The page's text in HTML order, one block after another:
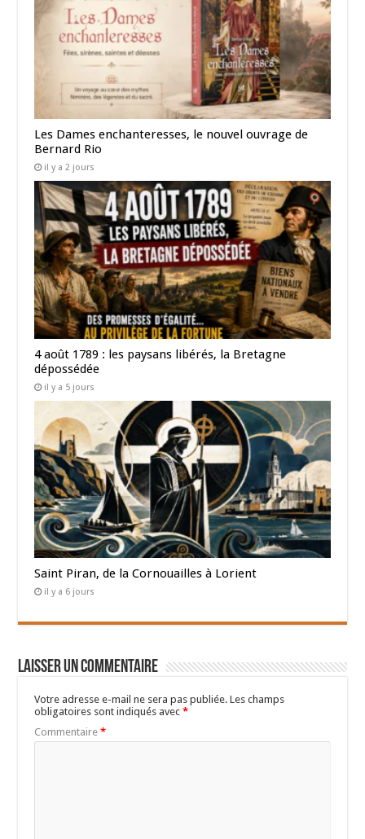
Les Dames enchanteresses, le nouvel ouvrage de
Bernard Rio
il y a 2 jours
4 août 1789 : les paysans libérés, la Bretagne
dépossédée
il y a 5 jours
Saint Piran, de la Cornouailles à Lorient
il y a 6 jours
Laisser un commentaire
Votre adresse e-mail ne sera pas publiée. Les champs
obligatoires sont indiqués avec*
Commentaire*